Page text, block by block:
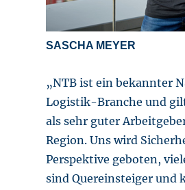
SASCHA MEYER
„NTB ist ein bekannter
Logistik-Branche und
als sehr guter
Region. Uns wird
Perspektive geboten,
sind Quereinsteiger und